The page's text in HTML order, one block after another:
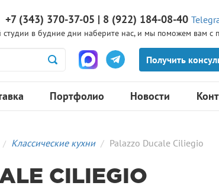
+7 (343) 370-37-05 | 8 (922) 184-08-40
в будние дни наберите нас, и мы поможем вам с
Портфолио Новости
Классические кухни Palazzo Ducale Ciliegio
CILIEGIO